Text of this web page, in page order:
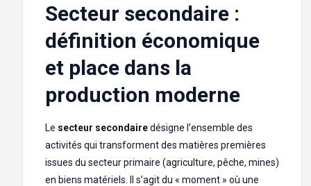
Secteur secondaire :
définition économique
et place dans la
production moderne
Le secteur secondairedésigne l’ensemble des
activités qui transforment des matières premières
issues du secteur primaire (agriculture, pêche, mines)
en biens matériels. Il s’agit du « moment » où une